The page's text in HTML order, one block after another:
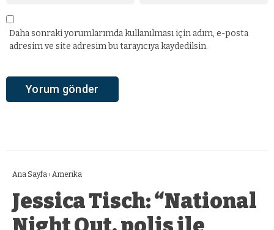
Daha sonraki yorumlarımda kullanılması için adım, e-posta
adresim ve site adresim bu tarayıcıya kaydedilsin.
Ana Sayfa › Amerika
Jessica Tisch: “National